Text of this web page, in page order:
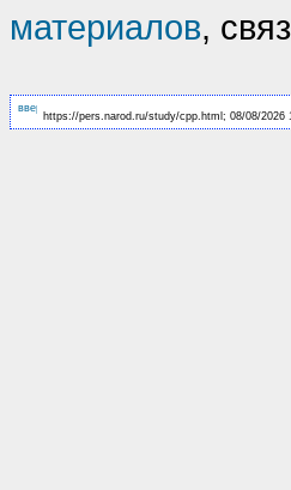
материалов,
https://pers.narod.ru/study/cpp.html; 08/08/2026